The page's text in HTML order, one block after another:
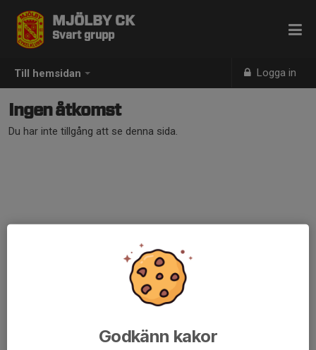
Till hemsidan Logga in
MJÖLBY CK
Svart grupp
Ingen åtkomst
Du har inte tillgång att se denna sida.
Godkänn kakor